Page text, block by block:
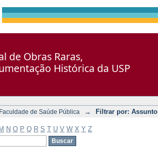
de Obras Raras,
Histórica da USP
de Saúde Pública → Filtrar por: Assunto
M N O P Q R S T U V W X Y Z